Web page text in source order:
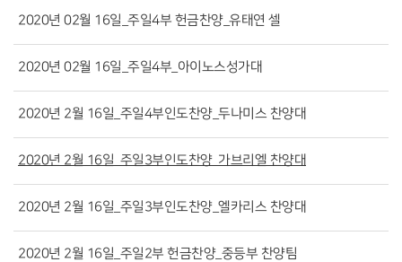
2020년 02월 16일_주일4부 헌금찬양_유태연 셀
2020년 02월 16일_주일4부_아이노스성가대
2020년 2월 16일_주일4부인도찬양_두나미스 찬양대
2020년 2월 16일_주일3부인도찬양_가브리엘 찬양대
2020년 2월 16일_주일3부인도찬양_엘카리스 찬양대
2020년 2월 16일_주일2부 헌금찬양_중등부 찬양팀